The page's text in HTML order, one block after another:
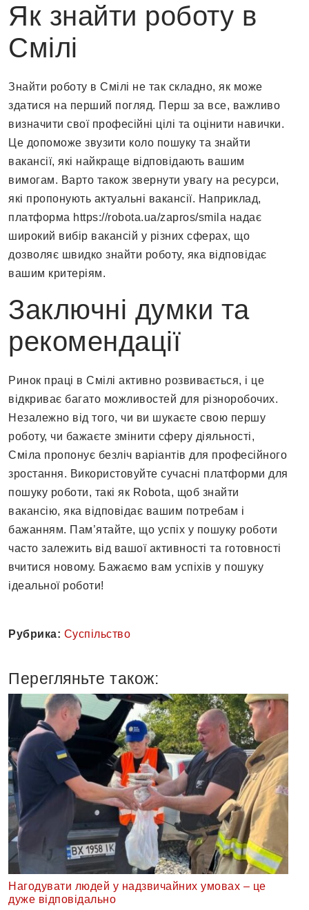
Як знайти роботу в
Смілі
Знайти роботу в Смілі не так складно, як може
здатися на перший погляд. Перш за все, важливо
визначити свої професійні цілі та оцінити навички.
Це допоможе звузити коло пошуку та знайти
вакансії, які найкраще відповідають вашим
вимогам. Варто також звернути увагу на ресурси,
які пропонують актуальні вакансії. Наприклад,
платформа https://robota.ua/zapros/smila надає
широкий вибір вакансій у різних сферах, що
дозволяє швидко знайти роботу, яка відповідає
вашим критеріям.
Заключні думки та
рекомендації
Ринок праці в Смілі активно розвивається, і це
відкриває багато можливостей для різноробочих.
Незалежно від того, чи ви шукаєте свою першу
роботу, чи бажаєте змінити сферу діяльності,
Сміла пропонує безліч варіантів для професійного
зростання. Використовуйте сучасні платформи для
пошуку роботи, такі як Robota, щоб знайти
вакансію, яка відповідає вашим потребам і
бажанням. Пам’ятайте, що успіх у пошуку роботи
часто залежить від вашої активності та готовності
вчитися новому. Бажаємо вам успіхів у пошуку
ідеальної роботи!
Рубрика: Суспільство
Перегляньте також:
Нагодувати людей у надзвичайних умовах – це
дуже відповідально